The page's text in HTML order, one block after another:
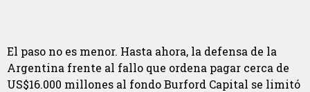
El paso no es menor. Hasta ahora, la defensa de la
Argentina frente al fallo que ordena pagar cerca de
US$16.000 millones al fondo Burford Capital se limitó